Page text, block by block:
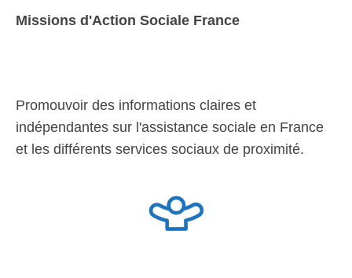
Missions d'Action Sociale France
Promouvoir des informations claires et
indépendantes sur l'assistance sociale en France
et les différents services sociaux de proximité.